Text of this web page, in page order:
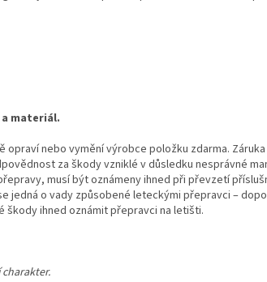
materiál.
nebo vymění výrobce položku zdarma.
za škody vzniklé v důsledku nesprávné
musí být oznámeny ihned při převzetí
jedná o vady způsobené leteckými přepravci –
škody ihned oznámit přepravci na letišti.